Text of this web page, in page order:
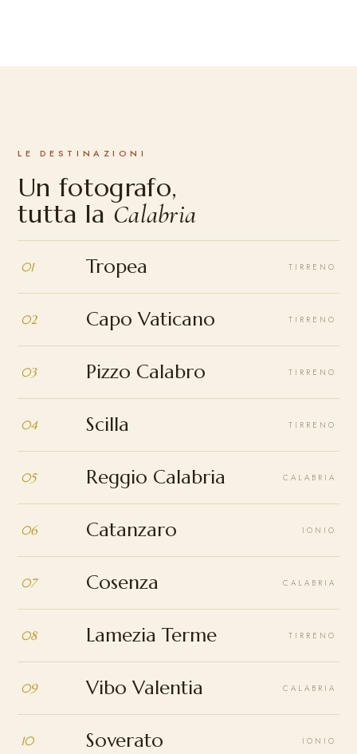
LE DESTINAZIONI
Un fotografo,
tutta la Calabria
01 Tropea TIRRENO
02 Capo Vaticano TIRRENO
03 Pizzo Calabro TIRRENO
04 Scilla TIRRENO
05 Reggio Calabria CALABRIA
06 Catanzaro IONIO
07 Cosenza CALABRIA
08 Lamezia Terme TIRRENO
09 Vibo Valentia CALABRIA
10 Soverato IONIO